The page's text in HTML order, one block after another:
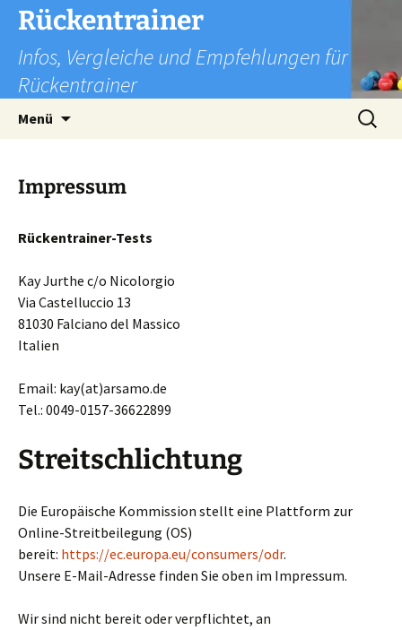
Zum
Inhalt
springen
Rückentrainer
Infos, Vergleiche und Empfehlungen für
Rückentrainer
Menü
Suchen
nach:
Impressum
Rückentrainer-Tests
Kay Jurthe c/o Nicolorgio
Via Castelluccio 13
81030 Falciano del Massico
Italien
Email: kay(at)arsamo.de
Tel.: 0049-0157-36622899
Streitschlichtung
Die Europäische Kommission stellt eine Plattform zur
Online-Streitbeilegung (OS)
bereit: https://ec.europa.eu/consumers/odr.
Unsere E-Mail-Adresse finden Sie oben im Impressum.
Wir sind nicht bereit oder verpflichtet, an